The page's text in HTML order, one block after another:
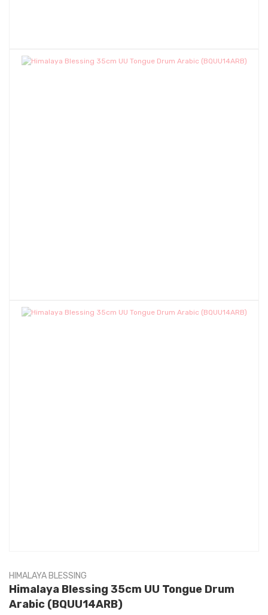
HIMALAYA BLESSING
Himalaya Blessing 35cm UU Tongue Drum
Arabic (BQUU14ARB)